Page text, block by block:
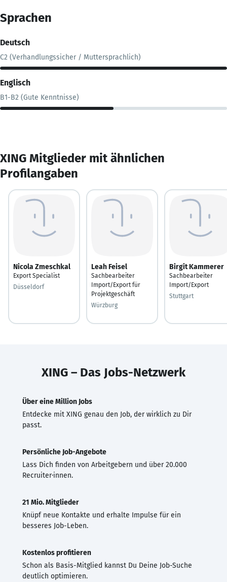
Sprachen
Deutsch
C2 (Verhandlungssicher / Muttersprachlich)
Englisch
B1-B2 (Gute Kenntnisse)
XING Mitglieder mit ähnlichen
Profilangaben
Nicola Zmeschkal
Export Specialist
Düsseldorf
Leah Feisel
Sachbearbeiter
Import/Export für
Projektgeschäft
Würzburg
Birgit Kammerer
Sachbearbeiter
Import/Export
Stuttgart
XING – Das Jobs-Netzwerk
Über eine Million Jobs
Entdecke mit XING genau den Job, der wirklich zu Dir
passt.
Persönliche Job-Angebote
Lass Dich finden von Arbeitgebern und über 20.000
Recruiter·innen.
21 Mio. Mitglieder
Knüpf neue Kontakte und erhalte Impulse für ein
besseres Job-Leben.
Kostenlos profitieren
Schon als Basis-Mitglied kannst Du Deine Job-Suche
deutlich optimieren.